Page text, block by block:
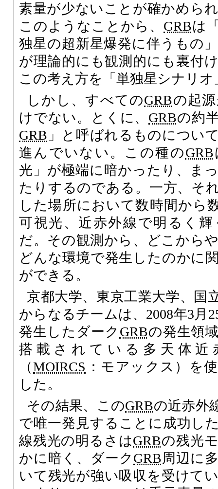
素量が少ないことが確かめら
このようなことから、 GRBは
独星の超新星爆発に伴うもの
が理論的にも観測的にも裏付
この考え方を「単独星シナリオ
しかし、すべてのGRBの起
けでない。とくに、 GRBの約
GRB 」と呼ばれるものについ
進んでいない。この種のGRB
光」が極端に暗かったり、ま
たりするのである。一方、そ
した場所において数時間から
可視光、近赤外線で明るく
だ。その観測から、どこから
どんな環境で発生したのかに
ができる。
京都大学、東京工業大学、国
からなるチームは、2008年3月
発生したダーク GRBの発生領
搭載されている多天体近
（MOIRCS ：モアックス）を
した。
その結果、このGRBの近赤外
で唯一発見することに成功し
線残光の明るさはGRBの残光
かに暗く、ダーク GRB周辺に
いて残光が強い吸収を受けて